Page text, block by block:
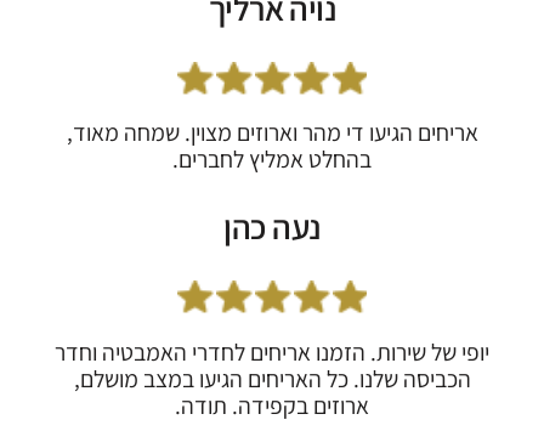
אריחים הגיעו די מהר וארוזים מצוין. שמחה מאוד,
בהחלט אמליץ לחברים.
נעה כהן
יופי של שירות. הזמנו אריחים לחדרי האמבטיה וחדר
הכביסה שלנו. כל האריחים הגיעו במצב מושלם,
ארוזים בקפידה. תודה.